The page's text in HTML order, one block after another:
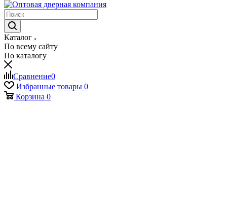
Каталог
По всему сайту
По каталогу
Сравнение0
Избранные товары 0
Корзина 0